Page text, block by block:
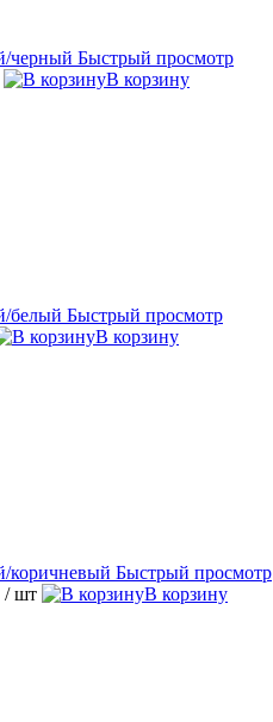
Быстрый просмотр
В корзину
Быстрый просмотр
В корзину
Быстрый просмотр
/ шт
В корзину